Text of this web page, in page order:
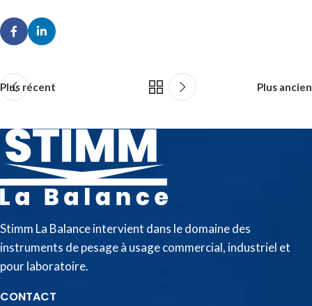
Plus récent Plus ancien
Stimm La Balance intervient dans le domaine des
instruments de pesage à usage commercial, industriel et
pour laboratoire.
CONTACT